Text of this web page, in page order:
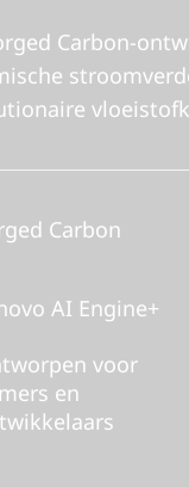
Carbon-
Carbon
AI Engine+
voor
en